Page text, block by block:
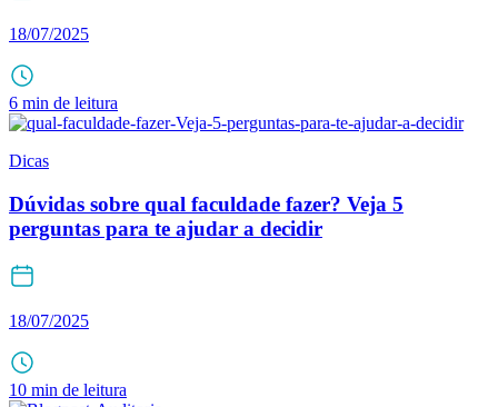
18/07/2025
6 min de leitura
Dicas
Dúvidas sobre qual faculdade fazer? Veja 5
perguntas para te ajudar a decidir
18/07/2025
10 min de leitura